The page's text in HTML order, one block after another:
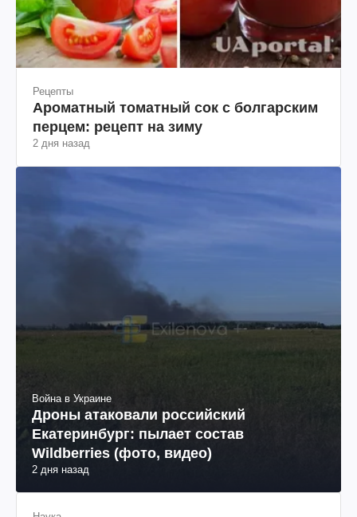
Рецепты
Ароматный томатный сок с болгарским
перцем: рецепт на зиму
2 дня назад
Война в Украине
Дроны атаковали российский
Екатеринбург: пылает состав
Wildberries (фото, видео)
2 дня назад